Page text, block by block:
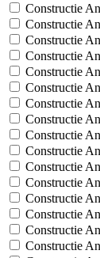
Constructie
Constructie
Constructie
Constructie
Constructie
Constructie
Constructie
Constructie
Constructie
Constructie
Constructie
Constructie
Constructie
Constructie
Constructie
Constructie